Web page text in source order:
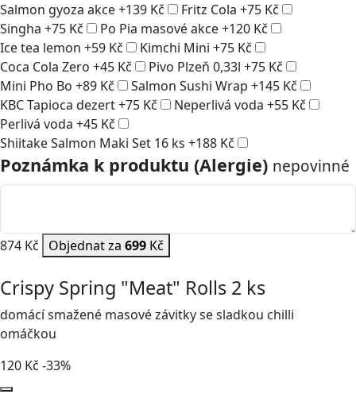
Salmon gyoza akce+139 Kč Fritz Cola +75 Kč
Singha +75 Kč Po Pia masové akce+120 Kč
Ice tea lemon +59 Kč Kimchi Mini +75 Kč
Coca Cola Zero +45 Kč Pivo Plzeň 0,33l +75 Kč
Mini Pho Bo +89 Kč Salmon Sushi Wrap +145 Kč
KBC Tapioca dezert+75 Kč Neperlivá voda +55 Kč
Perlivá voda +45 Kč
Shiitake Salmon Maki Set 16 ks +188 Kč
Poznámka k produktu (Alergie) nepovinné
874 Kč Objednat za 699 Kč
Crispy Spring "Meat" Rolls 2 ks
domácí smažené masové závitky se sladkou chilli
omáčkou
120 Kč -33%